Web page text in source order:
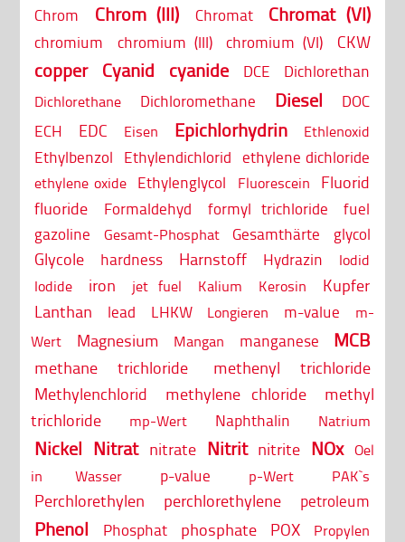
Chrom
Chrom (III) Chromat Chromat (VI)
chromium chromium (III) chromium (VI) CKW
copper Cyanid cyanide DCE Dichlorethan
Dichlorethane Dichloromethane Diesel
DOC
ECH
EDC Eisen Epichlorhydrin Ethlenoxid
Ethylbenzol Ethylendichlorid ethylene dichloride
ethylene oxide Ethylenglycol Fluorescein
Fluorid
fluoride
Formaldehyd formyl trichloride
fuel
gazoline
Gesamt-Phosphat Gesamthärte glycol
Glycole hardness Harnstoff Hydrazin
Iodid
Iodide
iron jet fuel Kalium Kerosin
Kupfer
Lanthan
lead LHKW Longieren m-value
m-
Wert
Magnesium Mangan manganese MCB
methane trichloride
methenyl trichloride
Methylenchlorid
methylene chloride
methyl
trichloride
mp-Wert Naphthalin Natrium
Nickel Nitrat nitrate Nitrit nitrite NOx Oel
in Wasser
p-value p-Wert PAK`s
Perchlorethylen perchlorethylene petroleum
Phenol Phosphat phosphate POX
Propylen